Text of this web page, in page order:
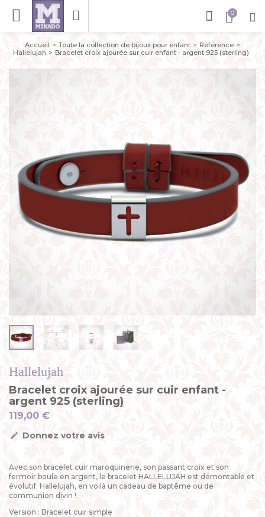
Accueil Toute la collection de bijoux pour enfant
Référence
Hallelujah
Bracelet croix ajourée sur cuir enfant - argent 925 (sterling)
Hallelujah
Bracelet croix ajourée sur cuir enfant -
argent 925 (sterling)
119,00 €
Donnez votre avis
Avec son bracelet cuir maroquinerie, son passant croix et son
fermoir boule en argent, le bracelet HALLELUJAH est démontable et
évolutif. Hallelujah, en voilà un cadeau de baptême ou de
communion divin !
Version : Bracelet cuir simple